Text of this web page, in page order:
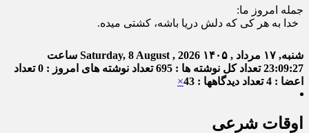
جمله امروز ما:
به هر کی که دلش دریا باشه، کشتی میده.
شنبه, ۱۷ مرداد , ۱۴۰۵ Saturday, 8 August , 2026 ساعت
23:09:28تعداد کل نوشته ها : 695 تعداد نوشته های امروز : 0
تعداد
اعضا : 4
تعداد دیدگاهها : 43 ×
اوقات شرعی